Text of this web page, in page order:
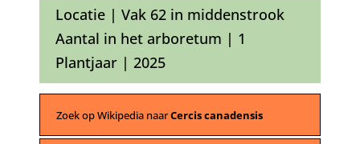
Locatie | Vak 62 in middenstrook
Aantal in het arboretum | 1
Plantjaar | 2025
Zoek op Wikipedia naarCercis canadensis